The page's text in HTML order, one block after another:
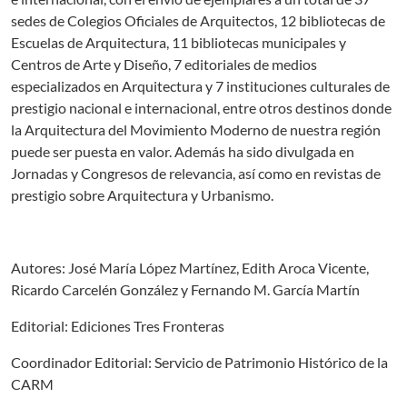
sedes de Colegios Oficiales de Arquitectos, 12 bibliotecas de
Escuelas de Arquitectura, 11 bibliotecas municipales y
Centros de Arte y Diseño, 7 editoriales de medios
especializados en Arquitectura y 7 instituciones culturales de
prestigio nacional e internacional, entre otros destinos donde
la Arquitectura del Movimiento Moderno de nuestra región
puede ser puesta en valor. Además ha sido divulgada en
Jornadas y Congresos de relevancia, así como en revistas de
prestigio sobre Arquitectura y Urbanismo.
Autores: José María López Martínez, Edith Aroca Vicente,
Ricardo Carcelén González y Fernando M. García Martín
Editorial: Ediciones Tres Fronteras
Coordinador Editorial: Servicio de Patrimonio Histórico de la
CARM